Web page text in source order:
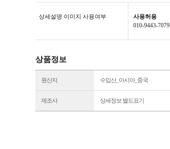
상세설명 이미지 사용여부
사용허용
010-9443-7079
상품정보
원산지 수입산_아시아_중국
제조사 상세정보 별도표기